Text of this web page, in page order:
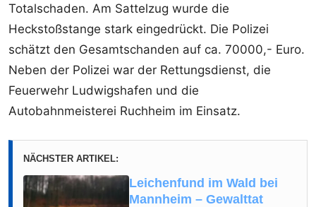
Totalschaden. Am Sattelzug wurde die
Heckstoßstange stark eingedrückt. Die Polizei
schätzt den Gesamtschanden auf ca. 70000,- Euro.
Neben der Polizei war der Rettungsdienst, die
Feuerwehr Ludwigshafen und die
Autobahnmeisterei Ruchheim im Einsatz.
NÄCHSTER ARTIKEL:
Leichenfund im Wald bei
Mannheim – Gewalttat